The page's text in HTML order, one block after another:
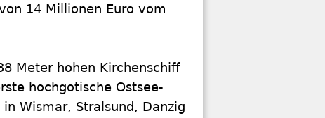
14 Millionen Euro vom
Meter hohen Kirchenschiff
hochgotische Ostsee-
Wismar, Stralsund, Danzig